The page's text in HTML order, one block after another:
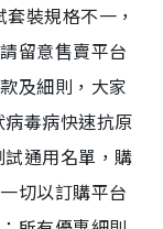
裝規格不一，
留意售賣平台
及細則，大家
毒病快速抗原
通用名單，購
切以訂購平台